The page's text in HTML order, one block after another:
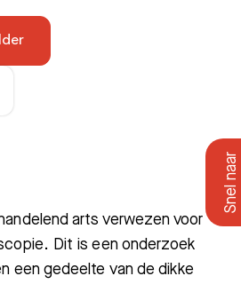
arts verwezen voor
Dit is een onderzoek
een gedeelte van de dikke